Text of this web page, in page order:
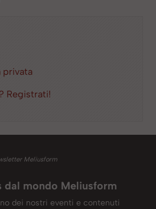
privata
Registrati!
Meliusform
dal mondo Meliusform
dei nostri eventi e contenuti